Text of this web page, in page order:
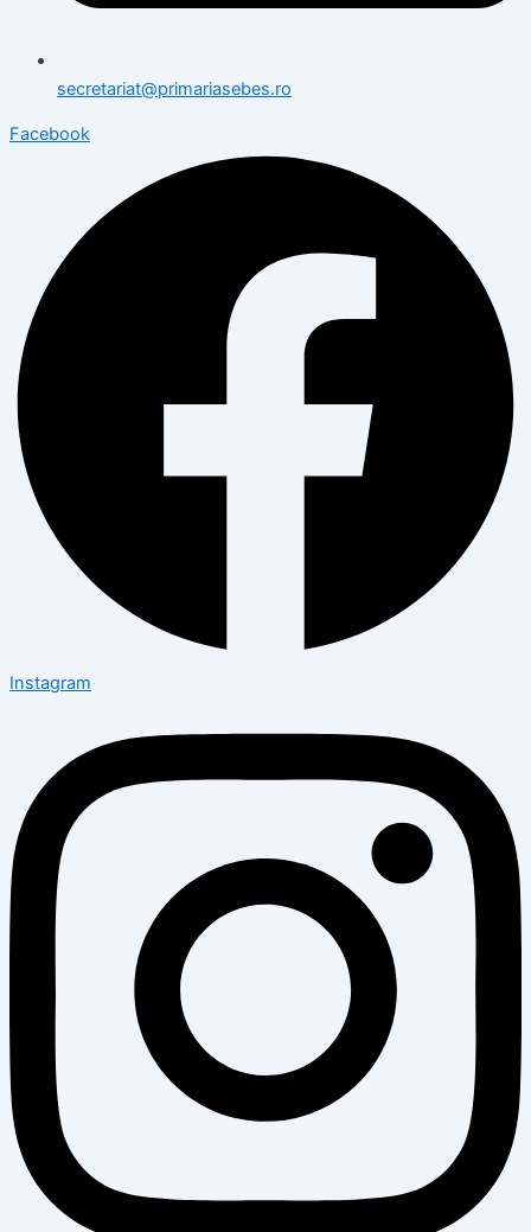
secretariat@primariasebes.ro
Facebook
Instagram